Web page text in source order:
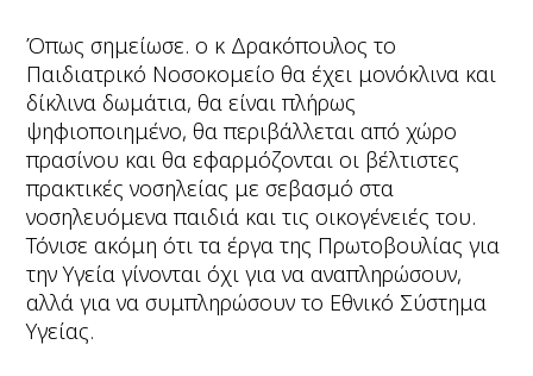
Όπως σημείωσε. ο κ Δρακόπουλος το
Παιδιατρικό Νοσοκομείο θα έχει μονόκλινα και
δίκλινα δωμάτια, θα είναι πλήρως
ψηφιοποιημένο, θα περιβάλλεται από χώρο
πρασίνου και θα εφαρμόζονται οι βέλτιστες
πρακτικές νοσηλείας με σεβασμό στα
νοσηλευόμενα παιδιά και τις οικογένειές του.
Τόνισε ακόμη ότι τα έργα της Πρωτοβουλίας για
την Υγεία γίνονται όχι για να αναπληρώσουν,
αλλά για να συμπληρώσουν το Εθνικό Σύστημα
Υγείας.